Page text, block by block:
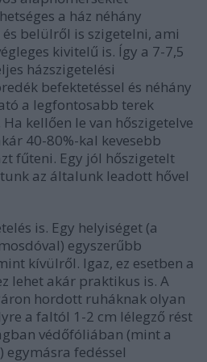
a ház néhány
és belülről is szigetelni, ami
kivitelű is. Így a 7-7,5
házszigetelési
befektetéssel és néhány
a legfontosabb terek
kellően le van hőszigetelve
40-80%-kal kevesebb
fűteni. Egy jól hőszigetelt
az általunk leadott hővel
is. Egy helyiséget (a
egyszerűbb
kívülről. Igaz, ez esetben a
lehet akár praktikus is. A
hordott ruháknak olyan
a faltól 1-2 cm lélegző rést
védőfóliában (mint a
egymásra fedéssel